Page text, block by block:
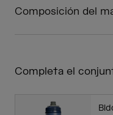
Composición del
Completa el